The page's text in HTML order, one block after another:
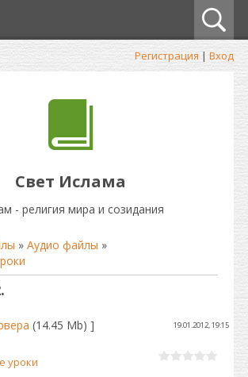
Регистрация | Вход
Свет Ислама
- религия мира и созидания
» Аудио файлы »
(14.45 Mb) ] 19.01.2012, 19:15
уроки